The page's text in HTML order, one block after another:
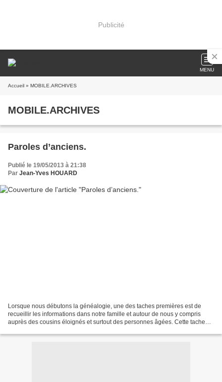
Publicité
MENU
Accueil » MOBILE.ARCHIVES
MOBILE.ARCHIVES
Paroles d’anciens.
Publié le 19/05/2013 à 21:38
Par Jean-Yves HOUARD
Lorsque nous débutons la généalogie, une des taches premières est de
recueillir les informations dans notre famille et autour de nous y compris
auprès des cousins éloignés et surtout des personnes âgées. Cette tache